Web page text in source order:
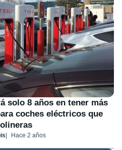
solo 8 años en tener más
coches eléctricos que
Hace 2 años